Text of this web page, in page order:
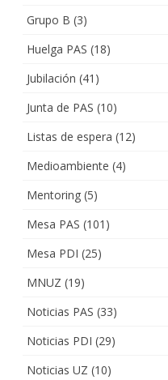
Grupo B (3)
Huelga PAS (18)
Jubilación (41)
Junta de PAS (10)
Listas de espera (12)
Medioambiente (4)
Mentoring (5)
Mesa PAS (101)
Mesa PDI (25)
MNUZ (19)
Noticias PAS (33)
Noticias PDI (29)
Noticias UZ (10)